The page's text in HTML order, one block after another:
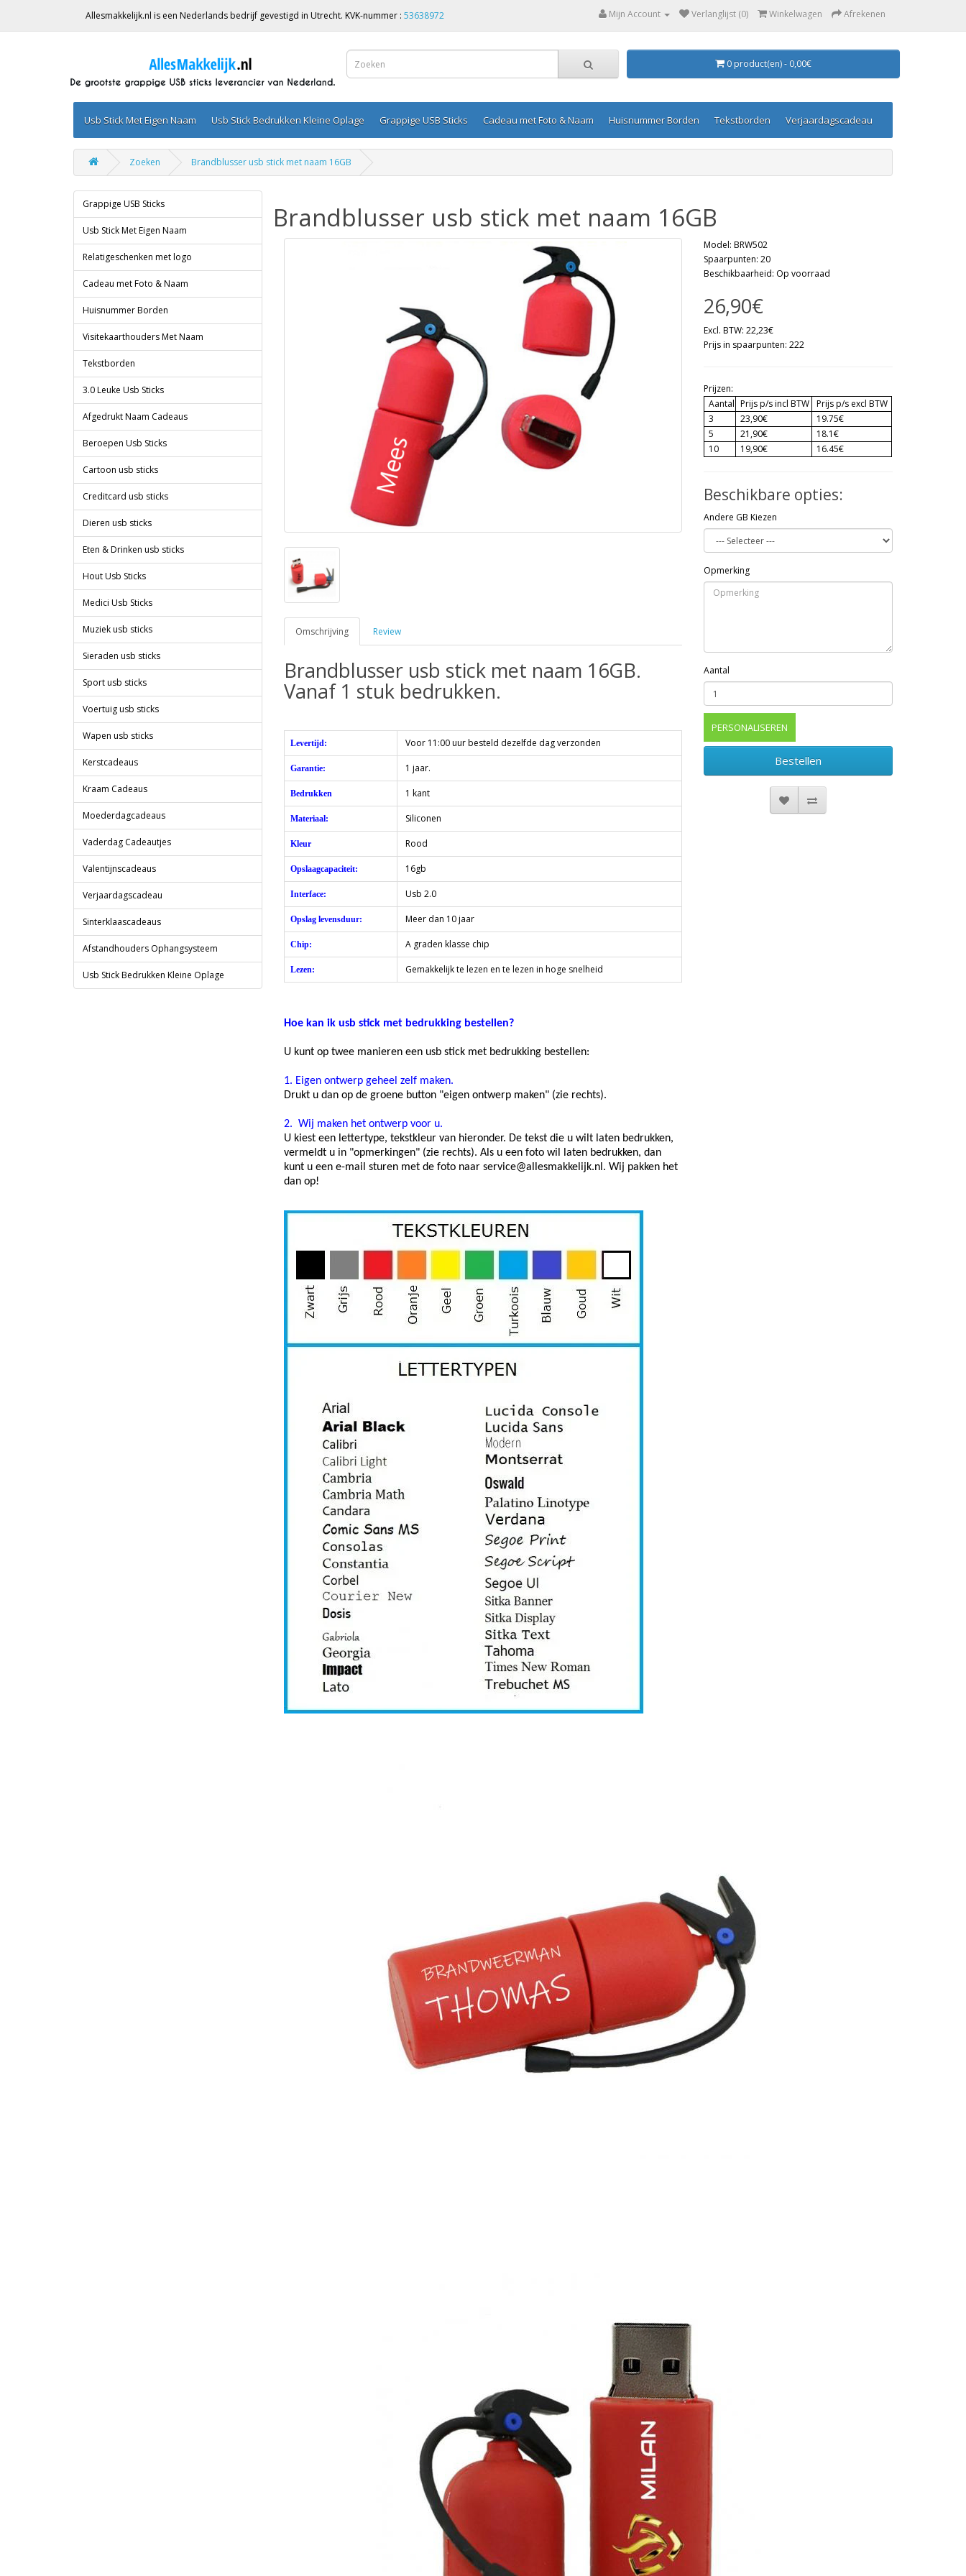
Allesmakkelijk.nl is een Nederlands bedrijf gevestigd in Utrecht. KVK-nummer : 53638972 Mijn Account Verlanglijst (0) Winkelwagen Afrekenen
0 product(en) - 0,00€
Usb Stick Met Eigen Naam Usb Stick Bedrukken Kleine Oplage Grappige USB Sticks Cadeau met Foto & Naam Huisnummer Borden Tekstborden Verjaardagscadeau
Zoeken Brandblusser usb stick met naam 16GB
Grappige USB Sticks
Usb Stick Met Eigen Naam
Relatigeschenken met logo
Cadeau met Foto & Naam
Huisnummer Borden
Visitekaarthouders Met Naam
Tekstborden
3.0 Leuke Usb Sticks
Afgedrukt Naam Cadeaus
Beroepen Usb Sticks
Cartoon usb sticks
Creditcard usb sticks
Dieren usb sticks
Eten & Drinken usb sticks
Hout Usb Sticks
Medici Usb Sticks
Muziek usb sticks
Sieraden usb sticks
Sport usb sticks
Voertuig usb sticks
Wapen usb sticks
Kerstcadeaus
Kraam Cadeaus
Moederdagcadeaus
Vaderdag Cadeautjes
Valentijnscadeaus
Verjaardagscadeau
Sinterklaascadeaus
Afstandhouders Ophangsysteem
Usb Stick Bedrukken Kleine Oplage
Brandblusser usb stick met naam 16GB
Omschrijving Review
Brandblusser usb stick met naam 16GB.
Vanaf 1 stuk bedrukken.
Levertijd: Voor 11:00 uur besteld dezelfde dag verzonden
Garantie: 1 jaar.
Bedrukken 1 kant
Materiaal: Siliconen
Kleur Rood
Opslaagcapaciteit: 16gb
Interface: Usb 2.0
Opslag levensduur: Meer dan 10 jaar
Chip: A graden klasse chip
Lezen: Gemakkelijk te lezen en te lezen in hoge snelheid
Hoe kan ik usb stick met bedrukking bestellen?
U kunt op twee manieren een usb stick met bedrukking bestellen:
1. Eigen ontwerp geheel zelf maken.
Drukt u dan op de groene button "eigen ontwerp maken" (zie rechts).
2. Wij maken het ontwerp voor u.
U kiest een lettertype, tekstkleur van hieronder. De tekst die u wilt laten bedrukken,
vermeldt u in "opmerkingen" (zie rechts). Als u een foto wil laten bedrukken, dan
kunt u een e-mail sturen met de foto naar service@allesmakkelijk.nl. Wij pakken het
dan op!
Model: BRW502
Spaarpunten: 20
Beschikbaarheid: Op voorraad
26,90€
Excl. BTW: 22,23€
Prijs in spaarpunten: 222
Prijzen:
Aantal Prijs p/s incl BTW Prijs p/s excl BTW
3
23,90€
19.75€
5
21,90€
18.1€
10
19,90€ 16.45€
Beschikbare opties:
Andere GB Kiezen
Opmerking
Aantal
PERSONALISEREN
Bestellen